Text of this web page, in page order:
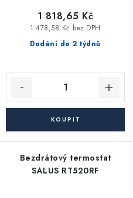
Dodání do 2 týdnů
1 478,58 Kč bez DPH
1 818,65 Kč
Bezdrátový termostat
SALUS RT520RF